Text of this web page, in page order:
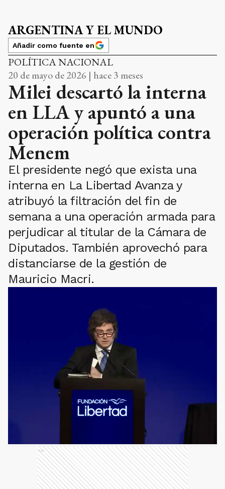
ARGENTINA Y EL MUNDO
Añadir como fuente en
POLÍTICA NACIONAL
20 de mayo de 2026 | hace 3 meses
Milei descartó la interna
en LLA y apuntó a una
operación política contra
Menem
El presidente negó que exista una
interna en La Libertad Avanza y
atribuyó la filtración del fin de
semana a una operación armada para
perjudicar al titular de la Cámara de
Diputados. También aprovechó para
distanciarse de la gestión de
Mauricio Macri.
Ads